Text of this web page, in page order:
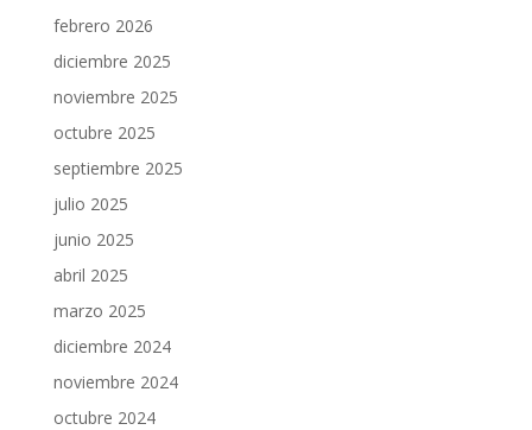
febrero 2026
diciembre 2025
noviembre 2025
octubre 2025
septiembre 2025
julio 2025
junio 2025
abril 2025
marzo 2025
diciembre 2024
noviembre 2024
octubre 2024